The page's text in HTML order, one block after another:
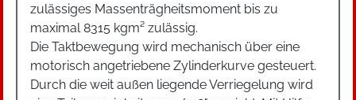
zulässiges Massenträgheitsmoment bis zu
maximal 8315 kgm² zulässig.
Die Taktbewegung wird mechanisch über eine
motorisch angetriebene Zylinderkurve gesteuert.
Durch die weit außen liegende Verriegelung wird